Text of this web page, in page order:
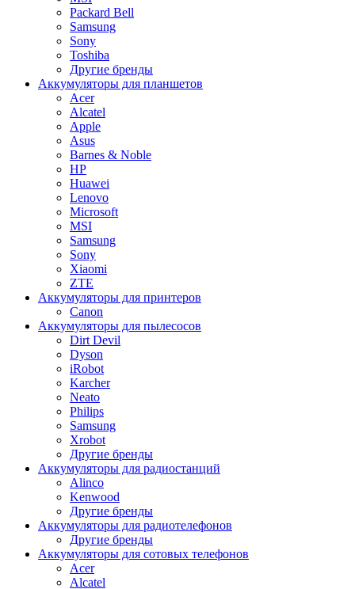
Packard Bell
Samsung
Sony
Toshiba
Другие бренды
Аккумуляторы для планшетов
Acer
Alcatel
Apple
Asus
Barnes & Noble
HP
Huawei
Lenovo
Microsoft
MSI
Samsung
Sony
Xiaomi
ZTE
Аккумуляторы для принтеров
Canon
Аккумуляторы для пылесосов
Dirt Devil
Dyson
iRobot
Karcher
Neato
Philips
Samsung
Xrobot
Другие бренды
Аккумуляторы для радиостанций
Alinco
Kenwood
Другие бренды
Аккумуляторы для радиотелефонов
Другие бренды
Аккумуляторы для сотовых телефонов
Acer
Alcatel